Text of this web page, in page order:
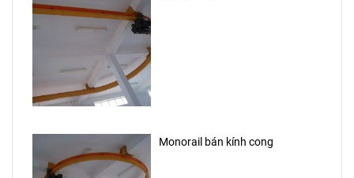
Monorail bán kính cong